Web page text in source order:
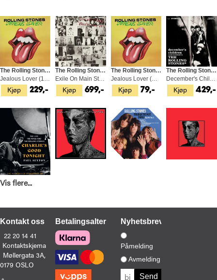
Kjøp
The Rolling Stones
Jealous Lover (10")
229,- Kjøp
The Rolling Stones
Exile On Main St. - Half Speed (2LP)
699,- Kjøp
The Rolling Stones
Jealous Lover (CDS)
79,- Kjøp
The Rolling Stones
December's Children (And…) (LP)
429,-
Kjøp 329,- Kjøp 169,- Kjøp 549,- Kjøp 1
Vis flere...
Kontakt oss
22 20 14 41
Kontaktskjema
Møllergata 3A,
0179 OSLO
BetalingsalternativerNyhetsbrev
Påmelding
Avmelding